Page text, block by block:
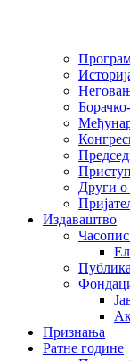
Други о
Издаваштво
Признања
Ратне године